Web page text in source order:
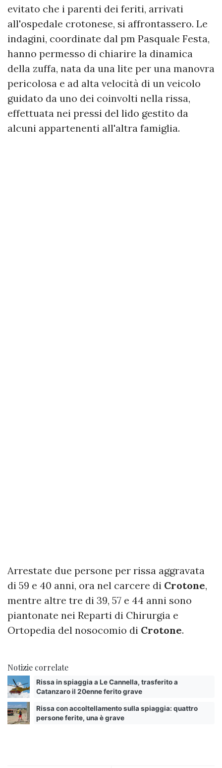
evitato che i parenti dei feriti, arrivati
all'ospedale crotonese, si affrontassero. Le
indagini, coordinate dal pm Pasquale Festa,
hanno permesso di chiarire la dinamica
della zuffa, nata da una lite per una manovra
pericolosa e ad alta velocità di un veicolo
guidato da uno dei coinvolti nella rissa,
effettuata nei pressi del lido gestito da
alcuni appartenenti all'altra famiglia.
Arrestate due persone per rissa aggravata
di 59 e 40 anni, ora nel carcere di Crotone,
mentre altre tre di 39, 57 e 44 anni sono
piantonate nei Reparti di Chirurgia e
Ortopedia del nosocomio di Crotone.
Notizie correlate
Rissa in spiaggia a Le Cannella, trasferito a
Catanzaro il 20enne ferito grave
Rissa con accoltellamento sulla spiaggia: quattro
persone ferite, una è grave